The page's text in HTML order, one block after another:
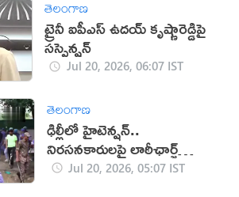
తెలంగాణ
ట్రైనీ ఐపీఎస్ ఉదయ్ కృష్ణారెడ్డిపై
సస్పెన్షన్
Jul 20, 2026, 06:07 IST
తెలంగాణ
ఢిల్లీలో హైటెన్షన్..
నిరసనకారులపై లాఠీఛార్జ్
(వీడియో)
Jul 20, 2026, 05:07 IST